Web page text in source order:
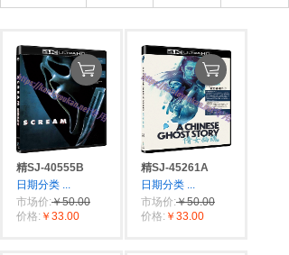
精SJ-40555B
日期分类 ...
市场价:￥50.00
价格: ￥33.00
精SJ-45261A
日期分类 ...
市场价:￥50.00
价格: ￥33.00